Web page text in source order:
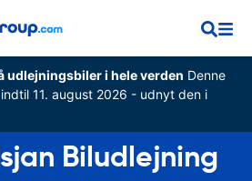
udlejningsbiler i hele verden Denne
11. august 2026 - udnyt den i
Biludlejning